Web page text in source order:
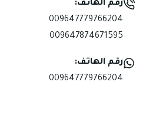
رقم الهاتف:
009647779766204
009647874671595
رقم الهاتف:
009647779766204